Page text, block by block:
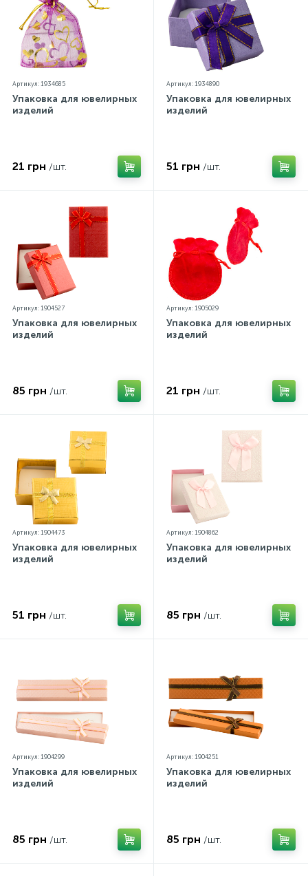
Артикул: 1934685
Упаковка для ювелирных
изделий
21 грн /шт.
Артикул: 1934890
Упаковка для ювелирных
изделий
51 грн /шт.
Артикул: 1904527
Упаковка для ювелирных
изделий
85 грн /шт.
Артикул: 1905029
Упаковка для ювелирных
изделий
21 грн /шт.
Артикул: 1904473
Упаковка для ювелирных
изделий
51 грн /шт.
Артикул: 1904862
Упаковка для ювелирных
изделий
85 грн /шт.
Артикул: 1904299
Упаковка для ювелирных
изделий
85 грн /шт.
Артикул: 1904251
Упаковка для ювелирных
изделий
85 грн /шт.